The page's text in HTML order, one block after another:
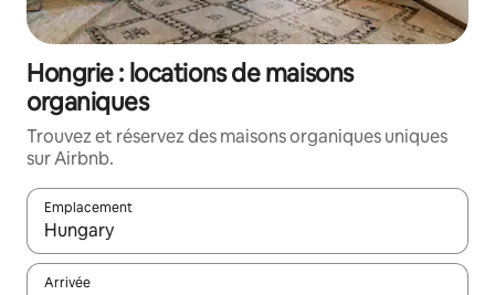
Hongrie : locations de maisons
organiques
Trouvez et réservez des maisons organiques uniques
sur Airbnb.
Emplacement
Quand les résultats sont affichés, parcourez-les en utilisant
Arrivée